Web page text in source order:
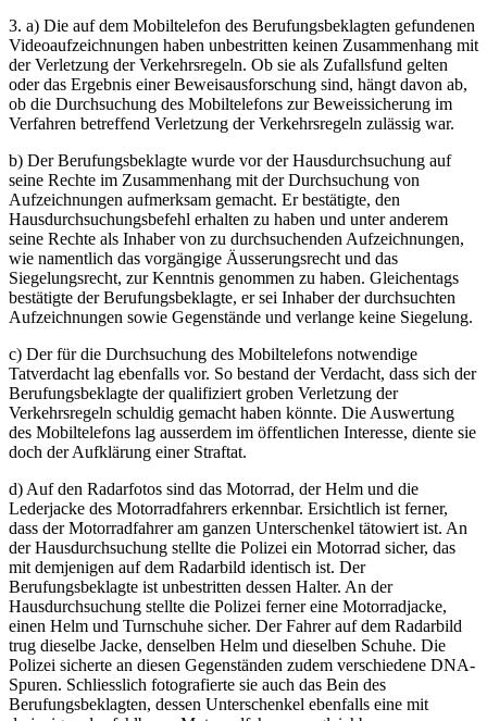
3. a) Die auf dem Mobiltelefon des Berufungsbeklagten gefundenen
Videoaufzeichnungen haben unbestritten keinen Zusammenhang mit
der Verletzung der Verkehrsregeln. Ob sie als Zufallsfund gelten
oder das Ergebnis einer Beweisausforschung sind, hängt davon ab,
ob die Durchsuchung des Mobiltelefons zur Beweissicherung im
Verfahren betreffend Verletzung der Verkehrsregeln zulässig war.
b) Der Berufungsbeklagte wurde vor der Hausdurchsuchung auf
seine Rechte im Zusammenhang mit der Durchsuchung von
Aufzeichnungen aufmerksam gemacht. Er bestätigte, den
Hausdurchsuchungsbefehl erhalten zu haben und unter anderem
seine Rechte als Inhaber von zu durchsuchenden Aufzeichnungen,
wie namentlich das vorgängige Äusserungsrecht und das
Siegelungsrecht, zur Kenntnis genommen zu haben. Gleichentags
bestätigte der Berufungsbeklagte, er sei Inhaber der durchsuchten
Aufzeichnungen sowie Gegenstände und verlange keine Siegelung.
c) Der für die Durchsuchung des Mobiltelefons notwendige
Tatverdacht lag ebenfalls vor. So bestand der Verdacht, dass sich der
Berufungsbeklagte der qualifiziert groben Verletzung der
Verkehrsregeln schuldig gemacht haben könnte. Die Auswertung
des Mobiltelefons lag ausserdem im öffentlichen Interesse, diente sie
doch der Aufklärung einer Straftat.
d) Auf den Radarfotos sind das Motorrad, der Helm und die
Lederjacke des Motorradfahrers erkennbar. Ersichtlich ist ferner,
dass der Motorradfahrer am ganzen Unterschenkel tätowiert ist. An
der Hausdurchsuchung stellte die Polizei ein Motorrad sicher, das
mit demjenigen auf dem Radarbild identisch ist. Der
Berufungsbeklagte ist unbestritten dessen Halter. An der
Hausdurchsuchung stellte die Polizei ferner eine Motorradjacke,
einen Helm und Turnschuhe sicher. Der Fahrer auf dem Radarbild
trug dieselbe Jacke, denselben Helm und dieselben Schuhe. Die
Polizei sicherte an diesen Gegenständen zudem verschiedene DNA-
Spuren. Schliesslich fotografierte sie auch das Bein des
Berufungsbeklagten, dessen Unterschenkel ebenfalls eine mit